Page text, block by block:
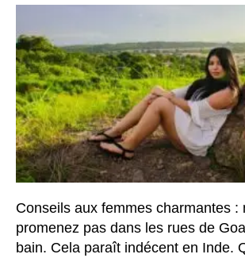
Conseils aux femmes charmantes :
promenez pas dans les rues de
bain. Cela paraît indécent en Inde.